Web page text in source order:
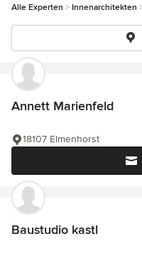
Alle Experten Innenarchitekten
Annett Marienfeld
18107 Elmenhorst
Baustudio kastl